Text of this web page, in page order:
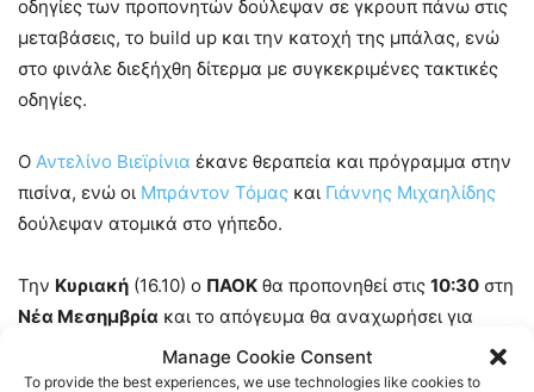
Manage Cookie Consent
To provide the best experiences, we use technologies like cookies to
οδηγίες των προπονητών δούλεψαν σε γκρουπ πάνω στις
μεταβάσεις, το build up και την κατοχή της μπάλας, ενώ
στο φινάλε διεξήχθη δίτερμα με συγκεκριμένες τακτικές
οδηγίες.
Ο Αντελίνο Βιεϊρίνια έκανε θεραπεία και πρόγραμμα στην
πισίνα, ενώ οι Μπράντον Τόμας και Γιάννης Μιχαηλίδης
δούλεψαν ατομικά στο γήπεδο.
Την Κυριακή (16.10) ο ΠΑΟΚ θα προπονηθεί στις 10:30 στη
Νέα Μεσημβρία και το απόγευμα θα αναχωρήσει για
Αθήνα από το αεροδρόμιοΜακεδονία